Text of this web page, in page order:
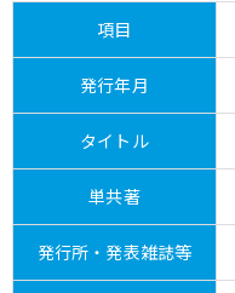
項目
発行年月
タイトル
単共著
発行所・発表雑誌等